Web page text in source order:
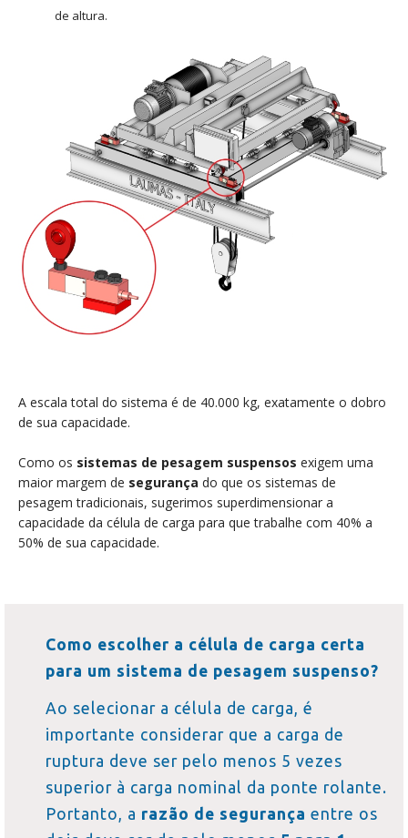
de altura.
A escala total do sistema é de 40.000 kg, exatamente o dobro
de sua capacidade.
Como os sistemas de pesagem suspensos exigem uma
maior margem de segurança do que os sistemas de
pesagem tradicionais, sugerimos superdimensionar a
capacidade da célula de carga para que trabalhe com 40% a
50% de sua capacidade.
Como escolher a célula de carga certa
para um sistema de pesagem suspenso?
Ao selecionar a célula de carga, é
importante considerar que a carga de
ruptura deve ser pelo menos 5 vezes
superior à carga nominal da ponte rolante.
Portanto, a razão de segurança entre os